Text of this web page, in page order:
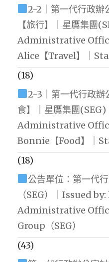
2-2｜第一代行政辦
【旅行】｜星鷹集
Administrative
Alice【Travel】｜
(18)
2-3｜第一代行政辦
食】｜星鷹集團
Administrative
Bonnie【Food】｜
(18)
公告單位：第一代
（SEG）｜Issued
Administrative
Group（SEG）
(43)